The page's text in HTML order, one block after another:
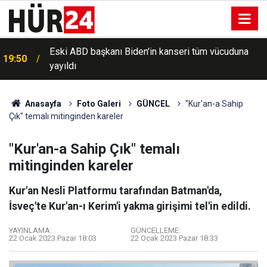
19:50
Eski ABD başkanı Biden'in kanseri tüm vücuduna
yayıldı
Anasayfa Foto Galeri GÜNCEL
"Kur'an-a Sahip
Çık" temalı mitinginden kareler
"Kur'an-a Sahip Çık" temalı
mitinginden kareler
Kur'an Nesli Platformu tarafından Batman'da,
İsveç'te Kur'an-ı Kerim'i yakma girişimi tel'in edildi.
YAYINLAMA:
22 Ocak 2023 Pazar 18:03
GÜNCELLEME:
22 Ocak 2023 Pazar 18:33